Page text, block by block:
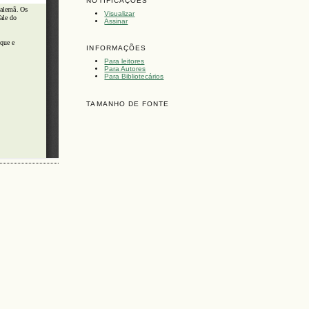
Visualizar
Assinar
INFORMAÇÕES
Para leitores
Para Autores
Para Bibliotecários
TAMANHO DE FONTE